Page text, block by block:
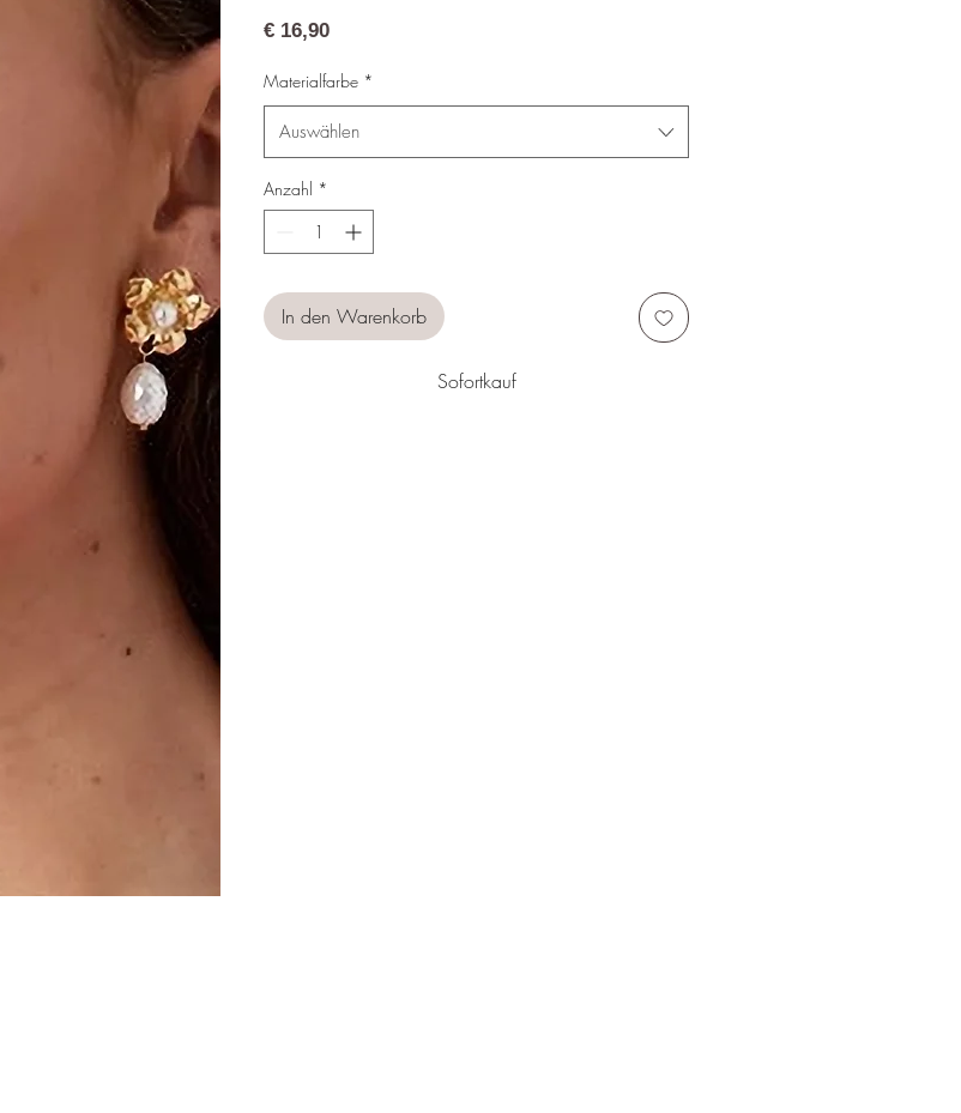
€ 16,90Preis
Materialfarbe *
Auswählen
Anzahl *
In den Warenkorb
Sofortkauf